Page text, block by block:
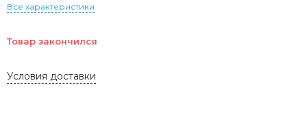
Все характеристики
Товар закончился
Условия доставки